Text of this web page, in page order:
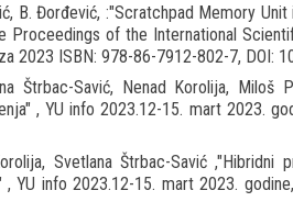
B. Đorđević, :"Scratchpad Memory
Proceedings of the International
2023 ISBN: 978-86-7912-802-7, DOI:
Štrbac-Savić, Nenad Korolija, Miloš
, YU info 2023.12-15. mart 2023.
Svetlana Štrbac-Savić
, YU info 2023.12-15. mart 2023.